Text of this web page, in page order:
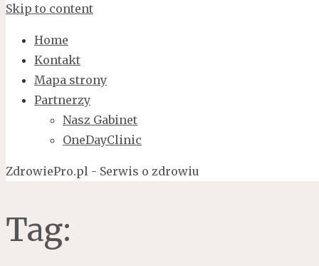
Skip to content
Home
Kontakt
Mapa strony
Partnerzy
Nasz Gabinet
OneDayClinic
ZdrowiePro.pl - Serwis o zdrowiu
Tag: